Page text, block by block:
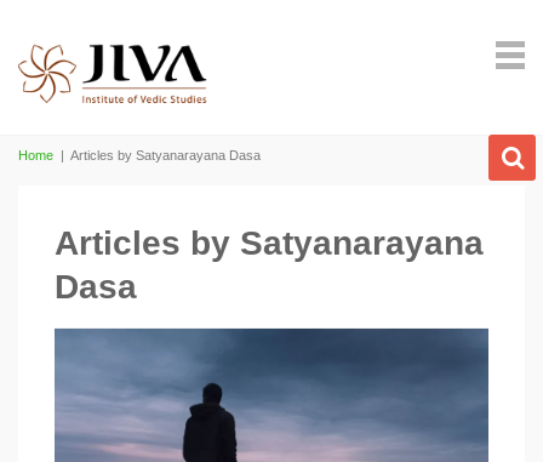
Home | Articles by Satyanarayana Dasa
Articles by Satyanarayana
Dasa